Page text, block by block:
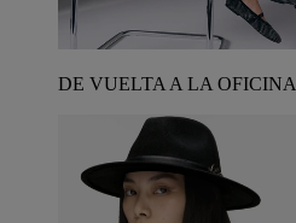
DE VUELTA A LA OFICINA